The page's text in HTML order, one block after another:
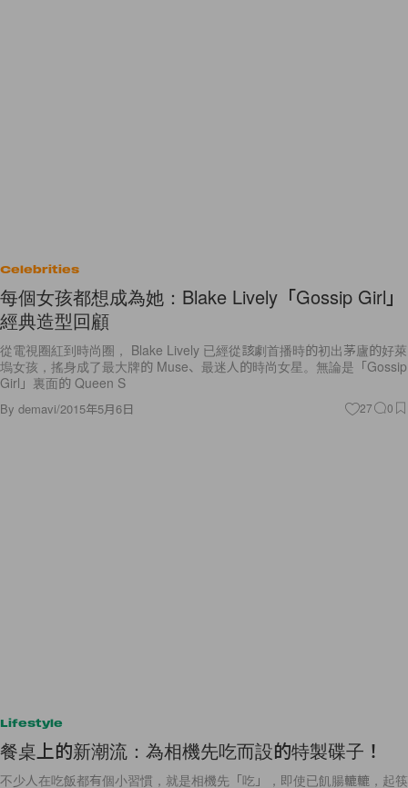
Celebrities
每個女孩都想成為她：Blake Lively「Gossip Girl」
經典造型回顧
從電視圈紅到時尚圈， Blake Lively 已經從該劇首播時的初出茅廬的好萊
塢女孩，搖身成了最大牌的 Muse、最迷人的時尚女星。無論是「Gossip
Girl」裏面的 Queen S
By demavi/2015年5月6日 27 0
Lifestyle
餐桌上的新潮流：為相機先吃而設的特製碟子！
不少人在吃飯都有個小習慣，就是相機先「吃」，即使已飢腸轆轆，起筷